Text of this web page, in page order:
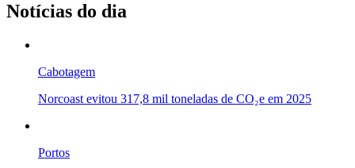
Notícias do dia
Cabotagem
Norcoast evitou 317,8 mil toneladas de CO₂e em 2025
Portos